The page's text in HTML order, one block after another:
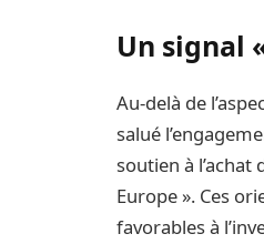
Un signal
Au-delà de
salué
soutien à
Europe ». Ces
favorables à